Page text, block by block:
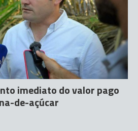
imediato do valor pago
de-açúcar